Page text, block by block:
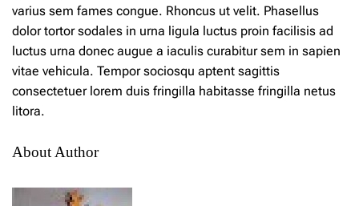
varius sem fames congue. Rhoncus ut velit. Phasellus
dolor tortor sodales in urna ligula luctus proin facilisis ad
luctus urna donec augue a iaculis curabitur sem in sapien
vitae vehicula. Tempor sociosqu aptent sagittis
consectetuer lorem duis fringilla habitasse fringilla netus
litora.
About Author